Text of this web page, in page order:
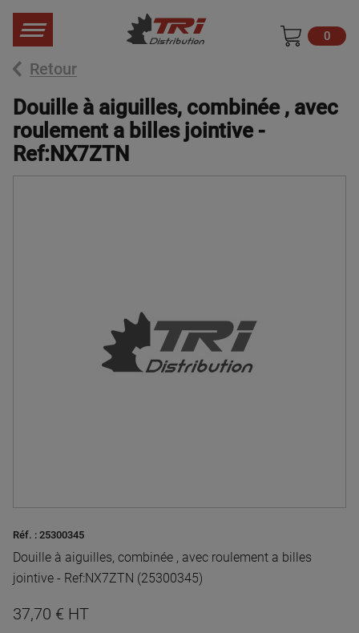
0
Retour
Douille à aiguilles, combinée , avec
roulement a billes jointive -
Ref:NX7ZTN
Réf. : 25300345
Douille à aiguilles, combinée , avec roulement a billes
jointive - Ref:NX7ZTN (25300345)
37,70 € HT